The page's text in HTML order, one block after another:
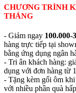
CHƯƠNG TRÌNH
THÁNG
- Giảm ngay 100.000-
hàng trực tiếp tại
bằng ứng dụng ngân
- Tri ân khách hàng:
dụng với đơn hàng từ
- Tặng kèm gối ôm
với nhiều phần quà